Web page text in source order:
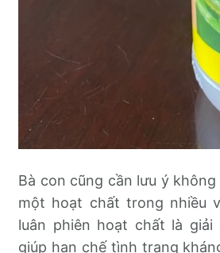
Bà con cũng cần lưu ý
một hoạt chất trong nhiều
luân phiên hoạt chất là giải
giúp hạn chế tình trạng